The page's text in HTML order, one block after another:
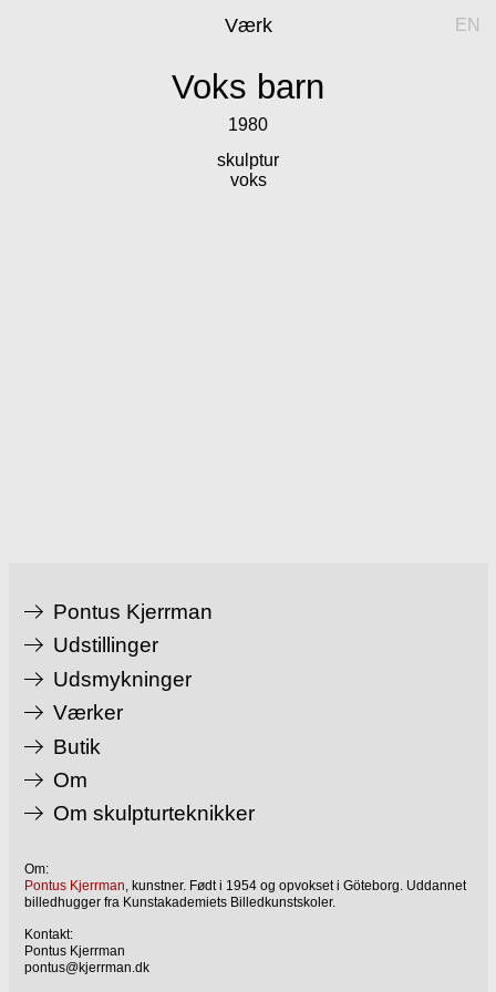
Værk EN
Voks barn
1980
skulptur
voks
Pontus Kjerrman
Udstillinger
Udsmykninger
Værker
Butik
Om
Om skulpturteknikker
Om:
Pontus Kjerrman, kunstner. Født i 1954 og opvokset i Göteborg. Uddannet
billedhugger fra Kunstakademiets Billedkunstskoler.
Kontakt:
Pontus Kjerrman
pontus@kjerrman.dk